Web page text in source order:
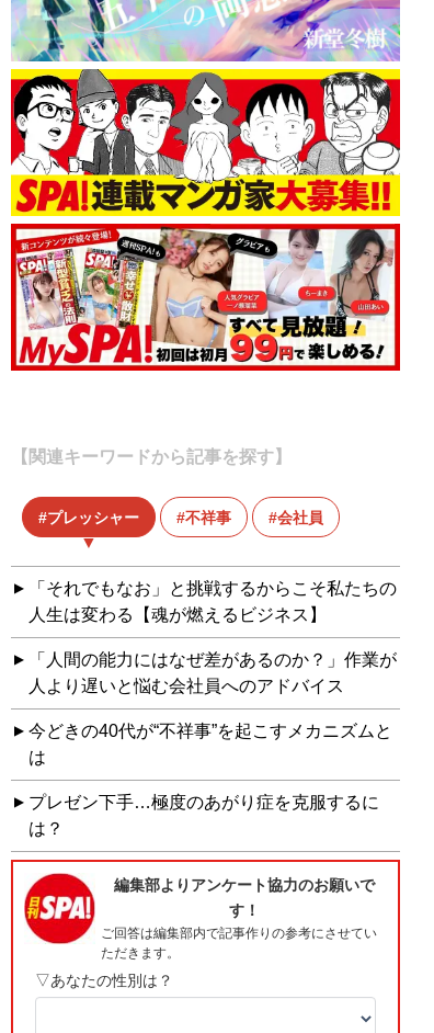
【関連キーワードから記事を探す】
プレッシャー 不祥事 会社員
「それでもなお」と挑戦するからこそ私たちの
人生は変わる【魂が燃えるビジネス】
「人間の能力にはなぜ差があるのか？」作業が
人より遅いと悩む会社員へのアドバイス
今どきの40代が“不祥事”を起こすメカニズムと
は
プレゼン下手…極度のあがり症を克服するに
は？